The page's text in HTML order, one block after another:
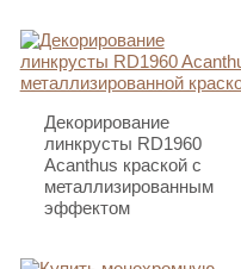
Декорирование
линкрусты RD1960
Acanthus краской с
металлизированным
эффектом